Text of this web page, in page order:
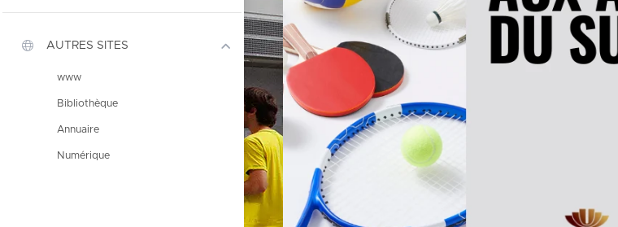
AUTRES SITES
www
Bibliothèque
Annuaire
Numérique